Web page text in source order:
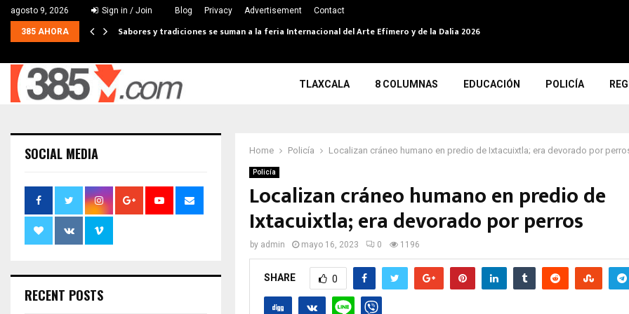
agosto 9, 2026 Sign in / Join Blog Privacy Advertisement Contact
385 AHORA Sabores y tradiciones se suman a la feria Internacional del Arte Efímero y de la Dalia 2026
TLAXCALA 8 COLUMNAS EDUCACIÓN POLICÍA
Home Policía Localizan cráneo humano en predio de Ixtacuixtla; era devorado por
Policía
Localizan cráneo humano en predio de
Ixtacuixtla; era devorado por perros
by admin mayo 16, 2023 0 1196
SHARE 0
SOCIAL MEDIA
RECENT POSTS